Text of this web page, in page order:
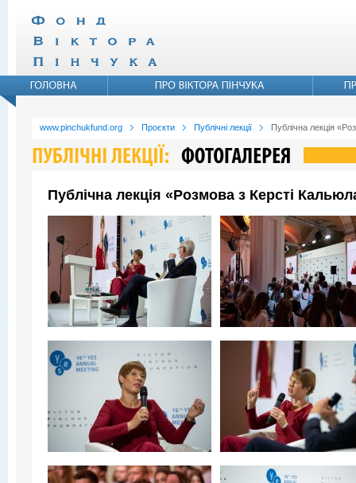
www.pinchukfund.org Проєкти Публічні лекції Публічна лекція
Публічна лекція «Розмова з Керсті